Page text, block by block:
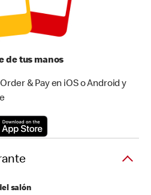
de tus manos
& Pay en iOS o Android y
salón